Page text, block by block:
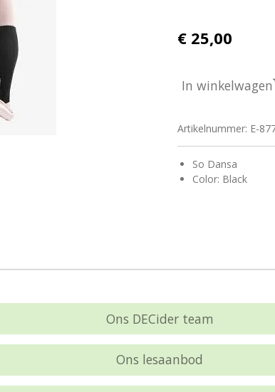
€ 25,00
In winkelwagen
Artikelnummer: E-
So Dansa
Color: Black
Ons DECider team
Ons lesaanbod